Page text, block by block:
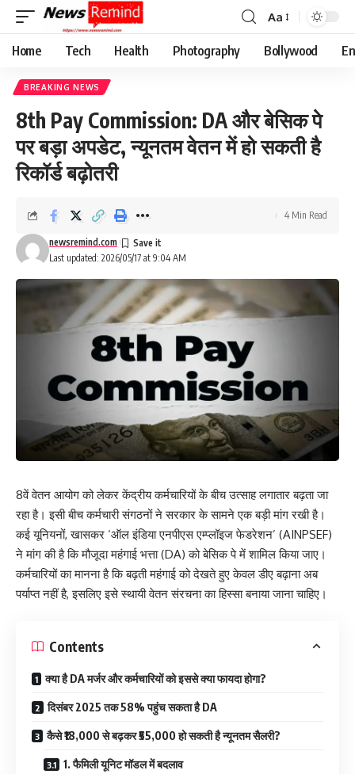
Font
Resizer
Aa
Home Tech Health Photography Bollywood
BREAKING NEWS
8th Pay Commission: DA और बेसिक पे
पर बड़ा अपडेट, न्यूनतम वेतन में हो सकती है
रिकॉर्ड बढ़ोतरी
Last updated: 2026/05/17 at 9:04 AM
newsremind.com
4 Min Read
8वें वेतन आयोग को लेकर केंद्रीय कर्मचारियों के बीच उत्साह लगातार बढ़ता जा
रहा है। इसी बीच कर्मचारी संगठनों ने सरकार के सामने एक बड़ी मांग रखी है।
कई यूनियनों, खासकर ‘ऑल इंडिया एनपीएस एम्प्लॉइज फेडरेशन’ (AINPSEF)
ने मांग की है कि मौजूदा महंगाई भत्ता (DA) को बेसिक पे में शामिल किया जाए।
कर्मचारियों का मानना है कि बढ़ती महंगाई को देखते हुए केवल डीए बढ़ाना अब
पर्याप्त नहीं है, इसलिए इसे स्थायी वेतन संरचना का हिस्सा बनाया जाना चाहिए।
Contents
क्या है DA मर्जर और कर्मचारियों को इससे क्या फायदा होगा?
दिसंबर 2025 तक 58% पहुंच सकता है DA
कैसे ₹18,000 से बढ़कर ₹55,000 हो सकती है न्यूनतम सैलरी?
1. फैमिली यूनिट मॉडल में बदलाव